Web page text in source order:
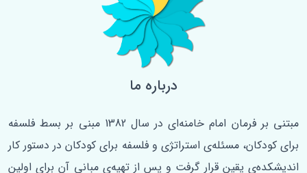
درباره ما
مبتنی بر فرمان امام خامنه‌ای در سال 1382 مبنی بر بسط فلسفه‌
برای کودکان، مسئله‌ی استراتژی و فلسفه برای کودکان در دستور کار
اندیشکده‌ی یقین قرار گرفت و پس از تهیه‌ی مبانی آن برای اولین